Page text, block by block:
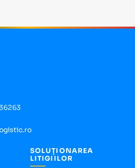
SOLUȚIONAREA
LITIGIILOR